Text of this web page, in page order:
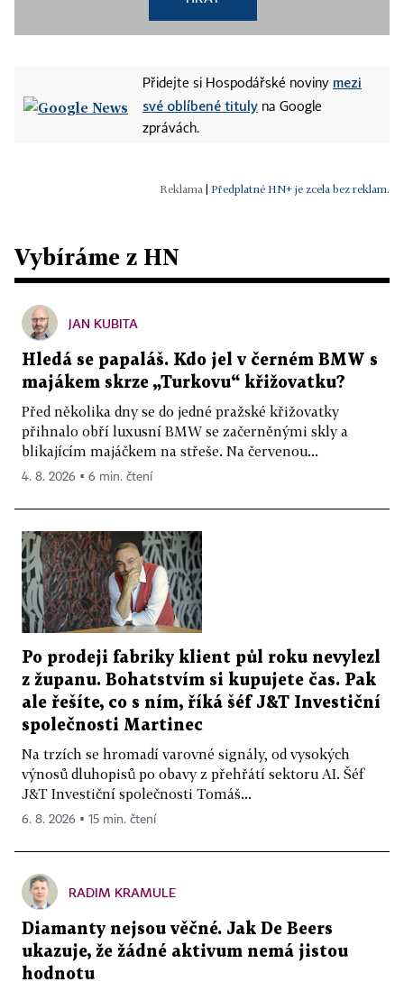
Přidejte si Hospodářské noviny mezi
své oblíbené tituly na Google
zprávách.
Předplatné HN+ je zcela bez reklam.
Vybíráme z HN
JAN KUBITA
Hledá se papaláš. Kdo jel v černém BMW s
majákem skrze „Turkovu“ křižovatku?
Před několika dny se do jedné pražské křižovatky
přihnalo obří luxusní BMW se začerněnými skly a
blikajícím majáčkem na střeše. Na červenou...
4. 8. 2026 ▪ 6 min. čtení
Po prodeji fabriky klient půl roku nevylezl
z županu. Bohatstvím si kupujete čas. Pak
ale řešíte, co s ním, říká šéf J&T Investiční
společnosti Martinec
Na trzích se hromadí varovné signály, od vysokých
výnosů dluhopisů po obavy z přehřátí sektoru AI. Šéf
J&T Investiční společnosti Tomáš...
6. 8. 2026 ▪ 15 min. čtení
RADIM KRAMULE
Diamanty nejsou věčné. Jak De Beers
ukazuje, že žádné aktivum nemá jistou
hodnotu